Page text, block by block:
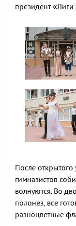
президент
После открытого
гимназистов
волнуются. Во
полонез, все
разноцветные